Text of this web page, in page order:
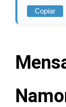
Copiar